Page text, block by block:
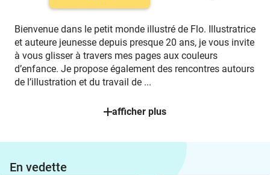
Bienvenue dans le petit monde illustré de Flo. Illustratrice
et auteure jeunesse depuis presque 20 ans, je vous invite
à vous glisser à travers mes pages aux couleurs
d’enfance. Je propose également des rencontres autours
de l’illustration et du travail de ...
afficher plus
En vedette